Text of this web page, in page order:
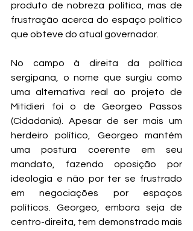
produto de nobreza política, mas de
frustração acerca do espaço político
que obteve do atual governador.
No campo à direita da política
sergipana, o nome que surgiu como
uma alternativa real ao projeto de
Mitidieri foi o de Georgeo Passos
(Cidadania). Apesar de ser mais um
herdeiro político, Georgeo mantém
uma postura coerente em seu
mandato, fazendo oposição por
ideologia e não por ter se frustrado
em negociações por espaços
políticos. Georgeo, embora seja de
centro-direita, tem demonstrado mais